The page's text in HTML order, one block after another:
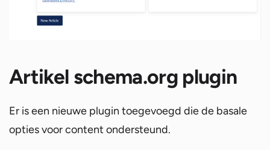
Artikel schema.org plugin
Er is een nieuwe plugin toegevoegd die de basale
opties voor content ondersteund.